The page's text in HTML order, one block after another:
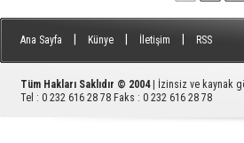
Ana Sayfa Künye İletişim RSS
Tüm Hakları Saklıdır © 2004
| İzinsiz ve kaynak
Tel : 0 232 616 28 78 Faks : 0 232 616 28 78